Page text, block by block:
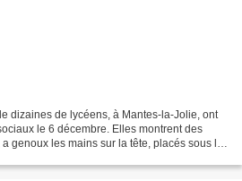
dizaines de lycéens, à Mantes-la-Jolie, ont
le 6 décembre. Elles montrent des
genoux les mains sur la tête, placés sous la